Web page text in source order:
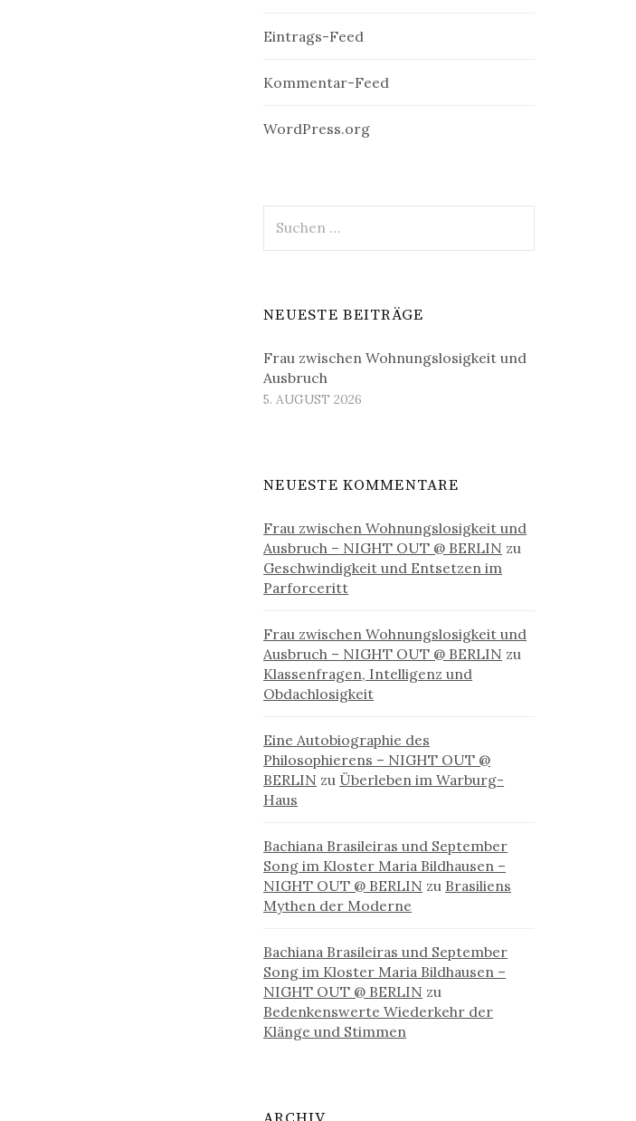
Eintrags-Feed
Kommentar-Feed
WordPress.org
nach:
NEUESTE BEITRÄGE
Frau zwischen Wohnungslosigkeit und
Ausbruch
5. AUGUST 2026
NEUESTE KOMMENTARE
Frau zwischen Wohnungslosigkeit und
Ausbruch – NIGHT OUT @ BERLIN zu
Geschwindigkeit und Entsetzen im
Parforceritt
Frau zwischen Wohnungslosigkeit und
Ausbruch – NIGHT OUT @ BERLIN zu
Klassenfragen, Intelligenz und
Obdachlosigkeit
Eine Autobiographie des
Philosophierens – NIGHT OUT @
BERLIN zu Überleben im Warburg-
Haus
Bachiana Brasileiras und September
Song im Kloster Maria Bildhausen –
NIGHT OUT @ BERLIN zu Brasiliens
Mythen der Moderne
Bachiana Brasileiras und September
Song im Kloster Maria Bildhausen –
NIGHT OUT @ BERLIN zu
Bedenkenswerte Wiederkehr der
Klänge und Stimmen